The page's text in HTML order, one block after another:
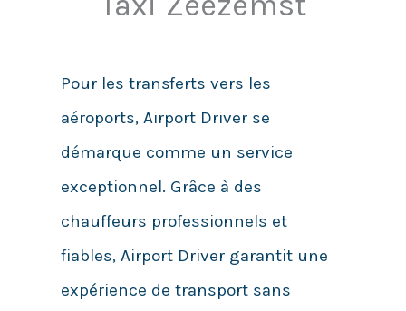
Pour les transferts vers les
aéroports, Airport Driver se
démarque comme un service
exceptionnel. Grâce à des
chauffeurs professionnels et
fiables, Airport Driver garantit une
expérience de transport sans